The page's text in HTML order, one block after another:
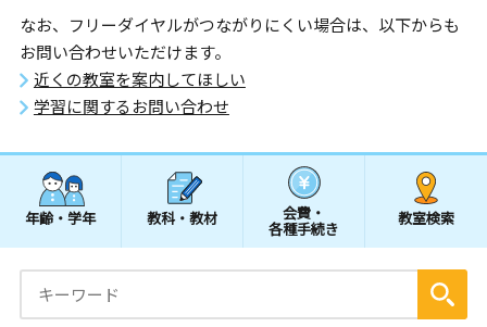
なお、フリーダイヤルがつながりにくい場合は、以下からも
お問い合わせいただけます。
近くの教室を案内してほしい
学習に関するお問い合わせ
年齢・学年 教科・教材 会費・
各種手続き
教室検索